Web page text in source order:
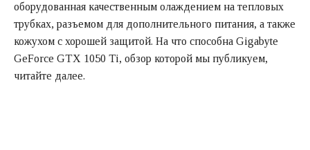
оборудованная качественным олаждением на тепловых
трубках, разъемом для дополнительного питания, а также
кожухом с хорошей защитой. На что способна Gigabyte
GeForce GTX 1050 Ti, обзор которой мы публикуем,
читайте далее.